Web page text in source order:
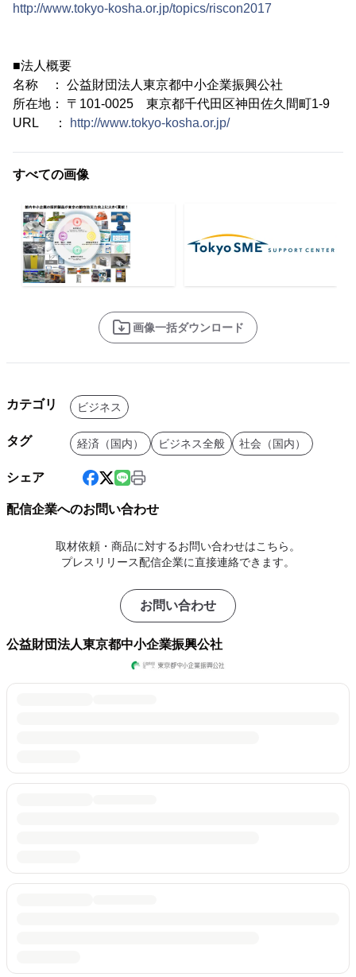
http://www.tokyo-kosha.or.jp/topics/riscon2017
■法人概要
名称 ： 公益財団法人東京都中小企業振興公社
所在地： 〒101-0025 東京都千代田区神田佐久間町1-9
URL ：
http://www.tokyo-kosha.or.jp/
すべての画像
画像一括ダウンロード
カテゴリ ビジネス
タグ 経済（国内） ビジネス全般 社会（国内）
シェア
配信企業へのお問い合わせ
取材依頼・商品に対するお問い合わせはこちら。
プレスリリース配信企業に直接連絡できます。
お問い合わせ
公益財団法人東京都中小企業振興公社